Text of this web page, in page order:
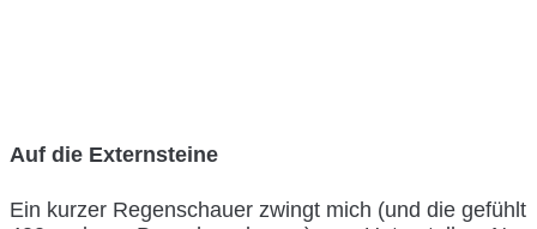
Auf die Externsteine
Ein kurzer Regenschauer zwingt mich (und die gefühlt